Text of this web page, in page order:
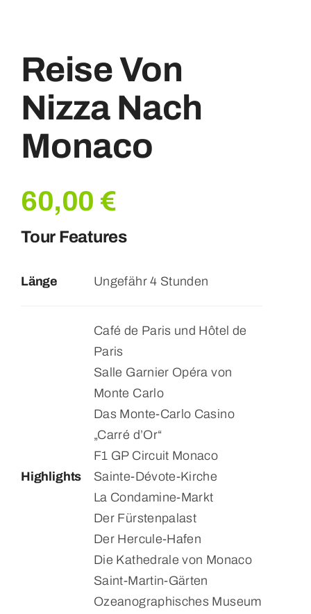
Reise Von
Nizza Nach
Monaco
60,00 €
Tour Features
Länge Ungefähr 4 Stunden
Highlights
Café de Paris und Hôtel de
Paris
Salle Garnier Opéra von
Monte Carlo
Das Monte-Carlo Casino
„Carré d’Or“
F1 GP Circuit Monaco
Sainte-Dévote-Kirche
La Condamine-Markt
Der Fürstenpalast
Der Hercule-Hafen
Die Kathedrale von Monaco
Saint-Martin-Gärten
Ozeanographisches Museum